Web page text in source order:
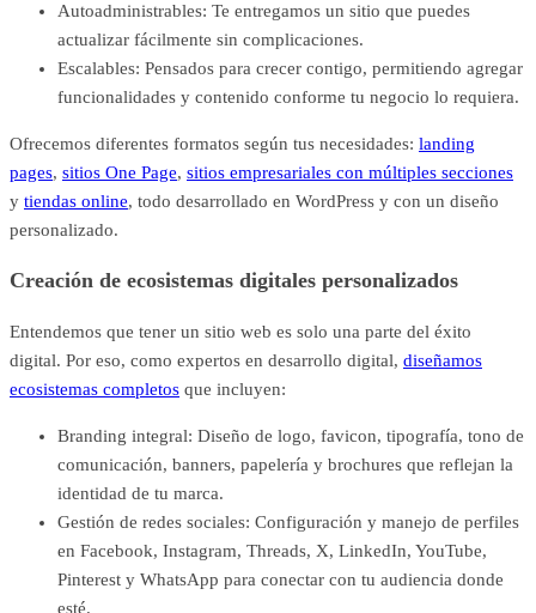
Autoadministrables: Te entregamos un sitio que puedes
actualizar fácilmente sin complicaciones.
Escalables: Pensados para crecer contigo, permitiendo agregar
funcionalidades y contenido conforme tu negocio lo requiera.
Ofrecemos diferentes formatos según tus necesidades: landing
pages, sitios One Page, sitios empresariales con múltiples secciones
y tiendas online, todo desarrollado en WordPress y con un diseño
personalizado.
Creación de ecosistemas digitales personalizados
Entendemos que tener un sitio web es solo una parte del éxito
digital. Por eso, como expertos en desarrollo digital, diseñamos
ecosistemas completos que incluyen:
Branding integral: Diseño de logo, favicon, tipografía, tono de
comunicación, banners, papelería y brochures que reflejan la
identidad de tu marca.
Gestión de redes sociales: Configuración y manejo de perfiles
en Facebook, Instagram, Threads, X, LinkedIn, YouTube,
Pinterest y WhatsApp para conectar con tu audiencia donde
esté.